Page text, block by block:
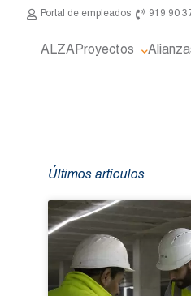
Portal de empleados 919 90
ALZAProyectos
Últimos artículos